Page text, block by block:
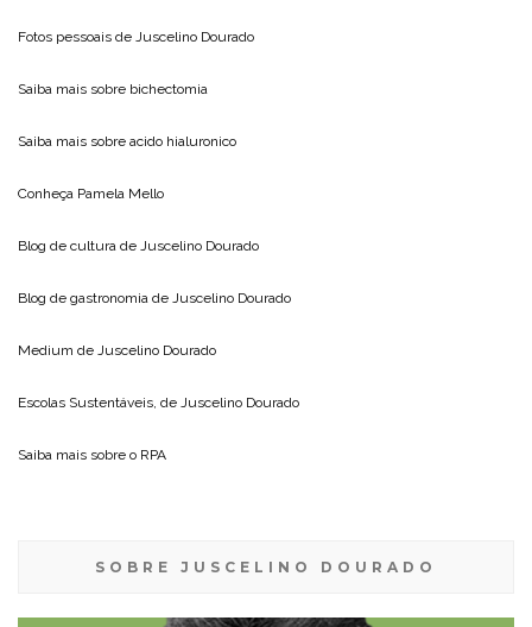
Fotos pessoais de Juscelino Dourado
Saiba mais sobre bichectomia
Saiba mais sobre acido hialuronico
Conheça Pamela Mello
Blog de cultura de Juscelino Dourado
Blog de gastronomia de Juscelino Dourado
Medium de Juscelino Dourado
Escolas Sustentáveis, de Juscelino Dourado
Saiba mais sobre o RPA
SOBRE JUSCELINO DOURADO